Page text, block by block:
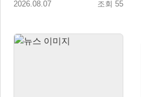
2026.08.07 조회 55